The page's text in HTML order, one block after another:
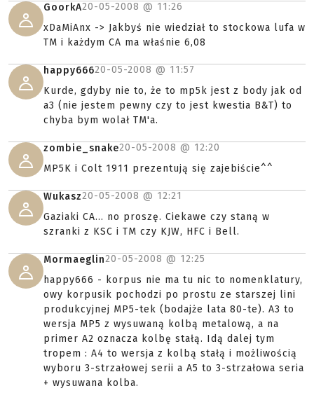
GoorkA20-05-2008 @ 11:26
xDaMiAnx -> Jakbyś nie wiedział to stockowa lufa w
TM i każdym CA ma właśnie 6,08
happy66620-05-2008 @ 11:57
Kurde, gdyby nie to, że to mp5k jest z body jak od
a3 (nie jestem pewny czy to jest kwestia B&T) to
chyba bym wolał TM'a.
zombie_snake20-05-2008 @ 12:20
MP5K i Colt 1911 prezentują się zajebiście^^
Wukasz20-05-2008 @ 12:21
Gaziaki CA... no proszę. Ciekawe czy staną w
szranki z KSC i TM czy KJW, HFC i Bell.
Mormaeglin20-05-2008 @ 12:25
happy666 - korpus nie ma tu nic to nomenklatury,
owy korpusik pochodzi po prostu ze starszej lini
produkcyjnej MP5-tek (bodajże lata 80-te). A3 to
wersja MP5 z wysuwaną kolbą metalową, a na
primer A2 oznacza kolbę stałą. Idą dalej tym
tropem : A4 to wersja z kolbą stałą i możliwością
wyboru 3-strzałowej serii a A5 to 3-strzałowa seria
+ wysuwana kolba.